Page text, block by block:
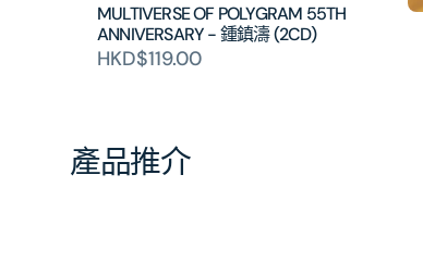
MULTIVERSE OF POLYGRAM 55TH
ANNIVERSARY - 鍾鎮濤 (2CD)
HKD$119.00
產品推介